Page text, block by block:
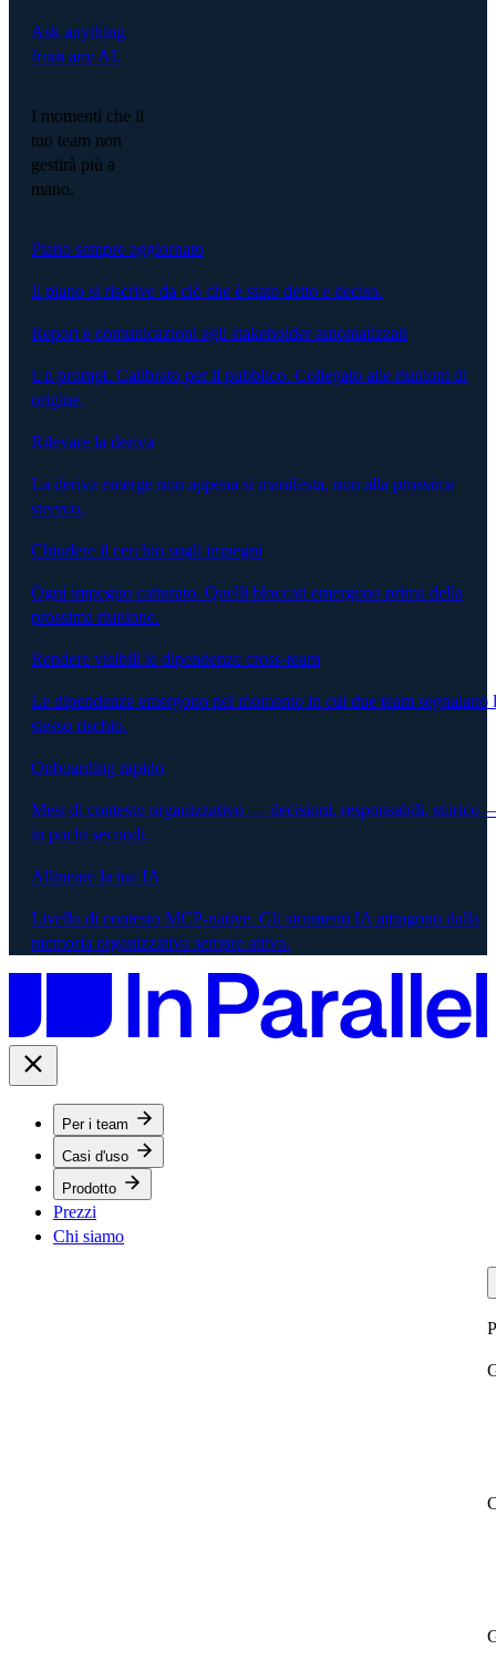
Ask anything
from any AI.
I momenti che il
tuo team non
gestirà più a
mano.
Piano sempre aggiornato
Il piano si riscrive da ciò che è stato detto e deciso.
Report e comunicazioni agli stakeholder automatizzati
Un prompt. Calibrato per il pubblico. Collegato alle riunioni di
origine.
Rilevare la deriva
La deriva emerge non appena si manifesta, non alla prossima
steerco.
Chiudere il cerchio sugli impegni
Ogni impegno catturato. Quelli bloccati emergono prima della
prossima riunione.
Rendere visibili le dipendenze cross-team
Le dipendenze emergono nel momento in cui due team segnalano
stesso rischio.
Onboarding rapido
Mesi di contesto organizzativo — decisioni, responsabili, storico
in pochi secondi.
Allineare la tua IA
Livello di contesto MCP-native. Gli strumenti IA attingono dalla
memoria organizzativa sempre attiva.
Per i team
Casi d'uso
Prodotto
Prezzi
Chi siamo